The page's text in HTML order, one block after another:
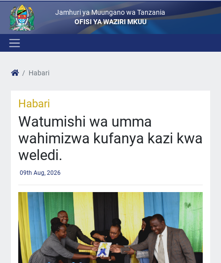
Jamhuri ya Muungano wa Tanzania
OFISI YA WAZIRI MKUU
Habari
Habari
Watumishi wa umma
wahimizwa kufanya kazi kwa
weledi.
09th Aug, 2026